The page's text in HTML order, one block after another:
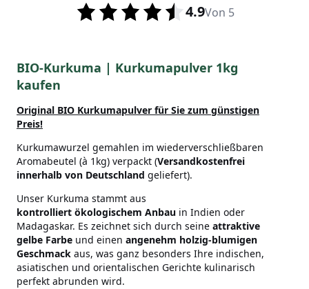
4.9Von 5
BIO-Kurkuma | Kurkumapulver 1kg
kaufen
Original BIO Kurkumapulver für Sie zum günstigen
Preis!
Kurkumawurzel gemahlen im wiederverschließbaren
Aromabeutel (à 1kg) verpackt (Versandkostenfrei
innerhalb von Deutschland geliefert).
Unser Kurkuma stammt aus
kontrolliert ökologischem Anbau in Indien oder
Madagaskar. Es zeichnet sich durch seine attraktive
gelbe Farbe und einen angenehm holzig-blumigen
Geschmack aus, was ganz besonders Ihre indischen,
asiatischen und orientalischen Gerichte kulinarisch
perfekt abrunden wird.